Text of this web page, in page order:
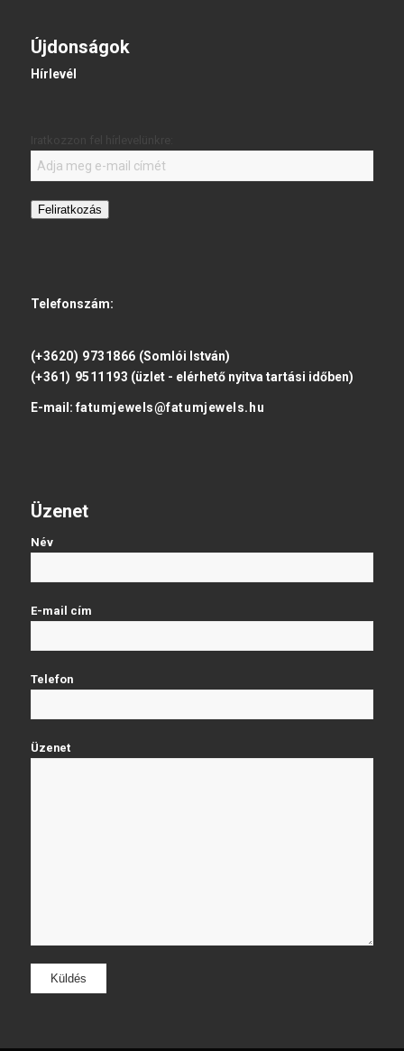
Újdonságok
Hírlevél
Feliratkozás
Telefonszám:
(+3620) 9731866 (Somlói István)
(+361) 9511193 (üzlet - elérhető nyitva tartási időben)
E-mail: fatumjewels@fatumjewels.hu
Üzenet
Név
E-mail cím
Telefon
Üzenet